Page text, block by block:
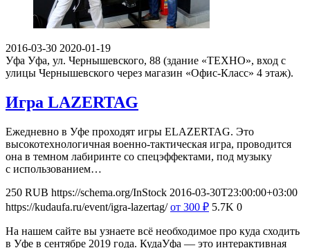
2016-03-30 2020-01-19
Уфа Уфа, ул. Чернышевского, 88 (здание «ТЕХНО», вход с
улицы Чернышевского через магазин «Офис-Класс» 4 этаж).
Игра LAZERTAG
Ежедневно в Уфе проходят игры ЕLAZERTAG. Это
высокотехнологичная военно-тактическая игра, проводится
она в темном лабиринте со спецэффектами, под музыку
с использованием…
250 RUB https://schema.org/InStock 2016-03-30T23:00:00+03:00
https://kudaufa.ru/event/igra-lazertag/ от 300 ₽ 5.7K 0
На нашем сайте вы узнаете всё необходимое про куда сходить
в Уфе в сентябре 2019 года. КудаУфа — это интерактивная